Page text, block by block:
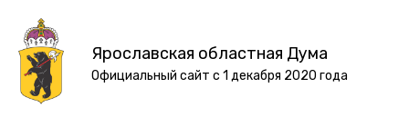
Ярославская областная Дума
Официальный сайт с 1 декабря 2020 года